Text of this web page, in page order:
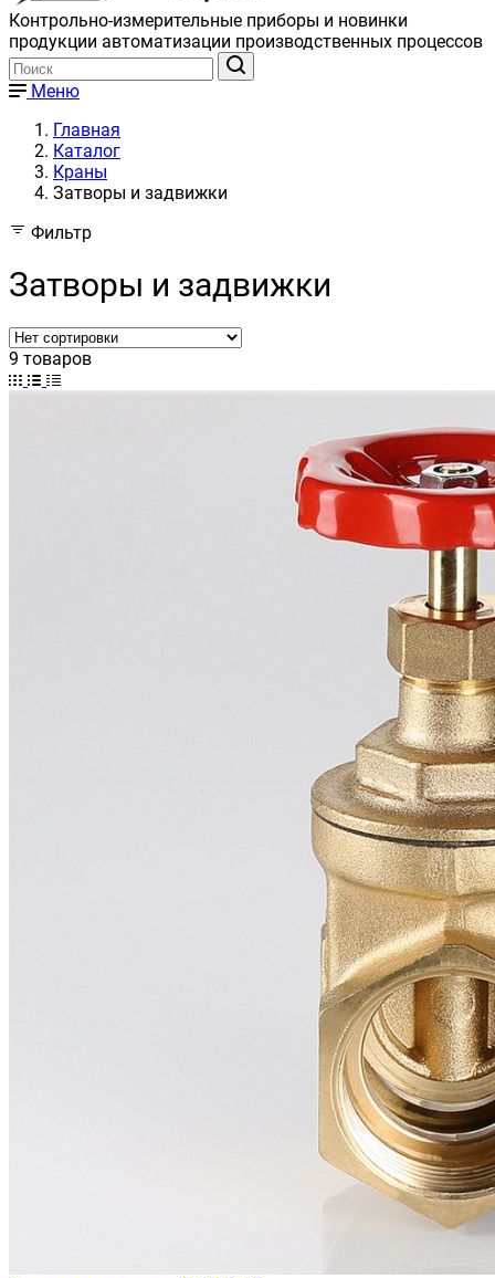
Контрольно-измерительные приборы и новинки
продукции автоматизации производственных процессов
Меню
Главная
Каталог
Краны
Затворы и задвижки
Фильтр
Затворы и задвижки
9 товаров